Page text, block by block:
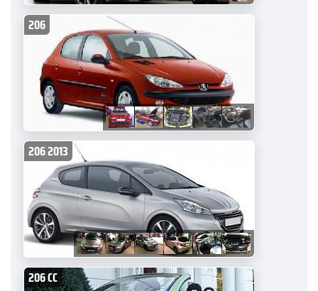
206
206 2013
206 CC